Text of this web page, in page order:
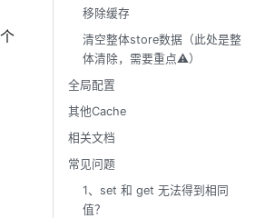
移除缓存
清空整体store数据（此处是整
体清除，需要重点⚠️）
全局配置
其他Cache
相关文档
常见问题
1、set 和 get 无法得到相同
值？